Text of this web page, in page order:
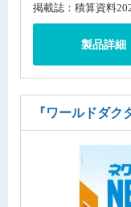
掲載誌：積算資料
製品詳細
『ワールドダク